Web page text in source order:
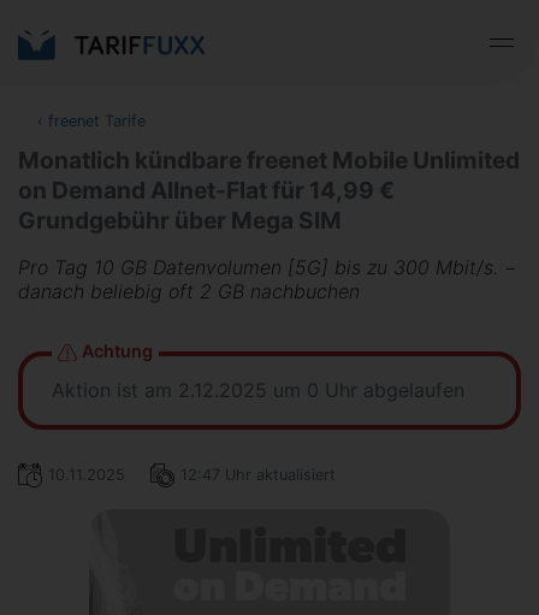
‹ freenet Tarife
Monatlich kündbare freenet Mobile Unlimited
on Demand Allnet-Flat für 14,99 €
Grundgebühr über Mega SIM
Pro Tag 10 GB Datenvolumen [5G] bis zu 300 Mbit/s. −
danach beliebig oft 2 GB nachbuchen
Achtung
Aktion ist am 2.12.2025 um 0 Uhr abgelaufen
10.11.2025 12:47 Uhr aktualisiert